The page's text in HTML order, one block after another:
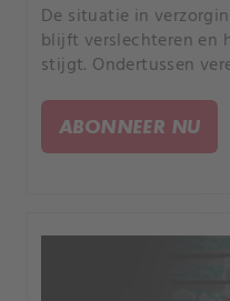
De situatie in
blijft verslechteren en
stijgt. Ondertussen
ziekenhuis moet.
ABONNEER NU